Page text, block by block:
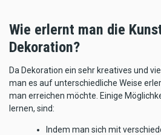
Wie erlernt man die
Dekoration?
Da Dekoration ein sehr kreatives und
man es auf unterschiedliche Weise
man erreichen möchte. Einige
lernen, sind:
Indem man sich mit